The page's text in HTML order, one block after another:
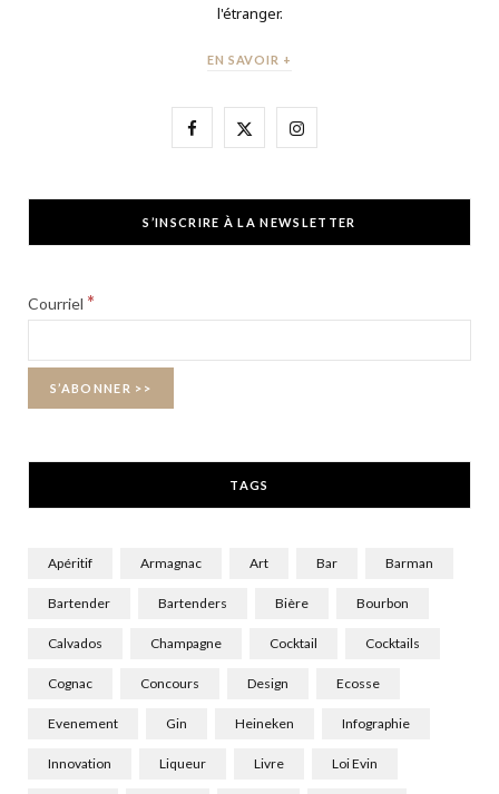
l'étranger.
EN SAVOIR +
F
e
X
w
I
t
S’INSCRIRE À LA NEWSLETTER
Courriel *
TAGS
Apéritif Armagnac Art Bar Barman
Bartender Bartenders Bière Bourbon
Calvados Champagne Cocktail Cocktails
Cognac Concours Design Ecosse
Evenement Gin Heineken Infographie
Innovation Liqueur Livre Loi Evin